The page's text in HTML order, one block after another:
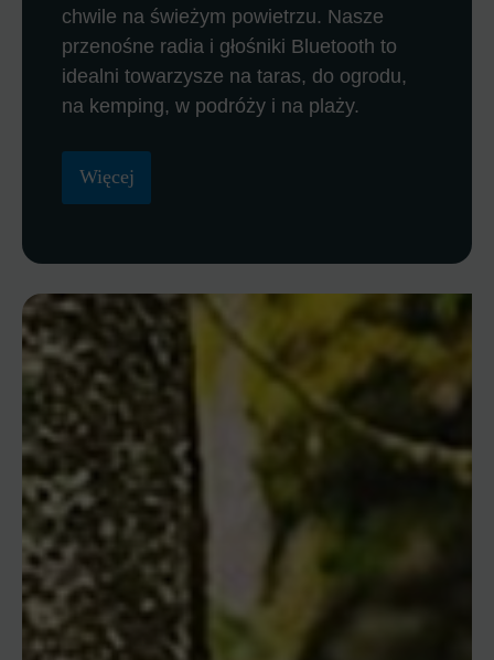
chwile na świeżym powietrzu. Nasze
przenośne radia i głośniki Bluetooth to
idealni towarzysze na taras, do ogrodu,
na kemping, w podróży i na plaży.
Więcej